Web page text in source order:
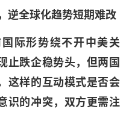
逆全球化趋势短期难改
际形势绕不开中美关
止跌企稳势头，但两国
这样的互动模式是否会
识的冲突，双方更需注